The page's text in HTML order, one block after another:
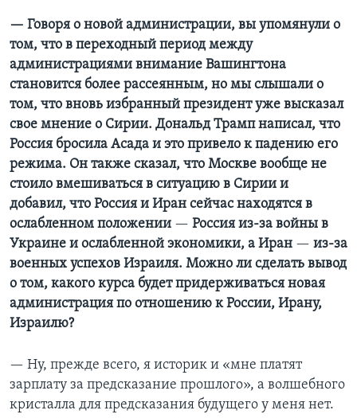
— Говоря о новой администрации, вы упомянули о
том, что в переходный период между
администрациями внимание Вашингтона
становится более рассеянным, но мы слышали о
том, что вновь избранный президент уже высказал
свое мнение о Сирии. Дональд Трамп написал, что
Россия бросила Асада и это привело к падению его
режима. Он также сказал, что Москве вообще не
стоило вмешиваться в ситуацию в Сирии и
добавил, что Россия и Иран сейчас находятся в
ослабленном положении — Россия из-за войны в
Украине и ослабленной экономики, а Иран — из-за
военных успехов Израиля. Можно ли сделать вывод
о том, какого курса будет придерживаться новая
администрация по отношению к России, Ирану,
Израилю?
— Ну, прежде всего, я историк и «мне платят
зарплату за предсказание прошлого», а волшебного
кристалла для предсказания будущего у меня нет.